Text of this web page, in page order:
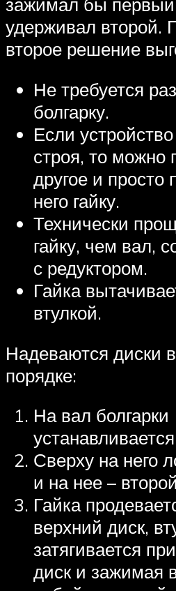
зажимал бы первый
удерживал второй.
второе решение
Не требуется
болгарку.
Если
строя, то можно
другое и просто
него гайку.
Технически
гайку, чем вал,
с редуктором.
Гайка
втулкой.
Надеваются диски
порядке:
На вал болгарки
Сверху на него
и на нее –
Гайка
верхний диск,
затягивается
диск и зажимая